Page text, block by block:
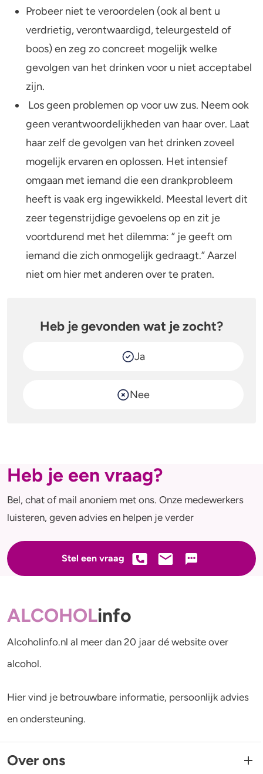
Probeer niet te veroordelen (ook al bent u
verdrietig, verontwaardigd, teleurgesteld of
boos) en zeg zo concreet mogelijk welke
gevolgen van het drinken voor u niet acceptabel
zijn.
Los geen problemen op voor uw zus. Neem ook
geen verantwoordelijkheden van haar over. Laat
haar zelf de gevolgen van het drinken zoveel
mogelijk ervaren en oplossen. Het intensief
omgaan met iemand die een drankprobleem
heeft is vaak erg ingewikkeld. Meestal levert dit
zeer tegenstrijdige gevoelens op en zit je
voortdurend met het dilemma: ” je geeft om
iemand die zich onmogelijk gedraagt.” Aarzel
niet om hier met anderen over te praten.
Heb je gevonden wat je zocht?
Ja
Nee
Heb je een vraag?
Bel, chat of mail anoniem met ons. Onze medewerkers
luisteren, geven advies en helpen je verder
Stel een vraag
ALCOHOLinfo
Alcoholinfo.nl al meer dan 20 jaar dé website over
alcohol.
Hier vind je betrouwbare informatie, persoonlijk advies
en ondersteuning.
Over ons